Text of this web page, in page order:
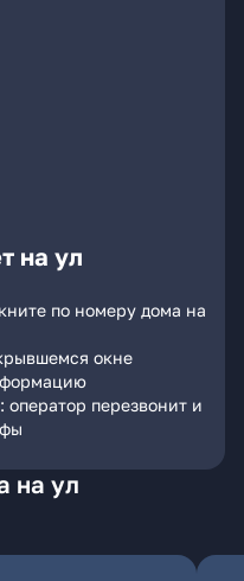
на ул
по номеру дома на
окне
оператор перезвонит и
на ул